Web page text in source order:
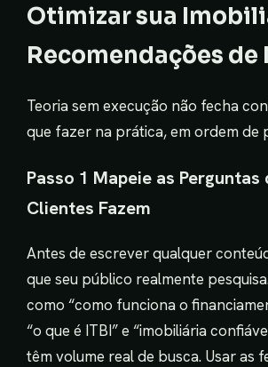
Otimizar sua
Recomendações de
Teoria sem execução não fecha
que fazer na prática, em ordem de
Passo 1 Mapeie as Perguntas
Clientes Fazem
Antes de escrever qualquer
que seu público realmente
como “como funciona o
“o que é ITBI” e “imobiliária
têm volume real de busca. Usar as